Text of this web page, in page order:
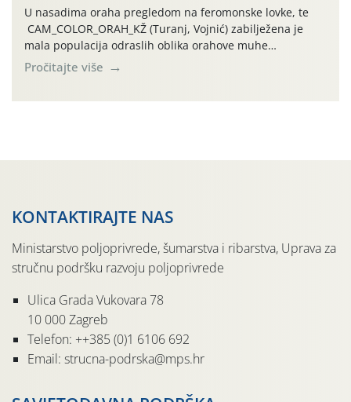
U nasadima oraha pregledom na feromonske lovke, te
CAM_COLOR_ORAH_KŽ (Turanj, Vojnić) zabilježena je
mala populacija odraslih oblika orahove muhe
(Rhagoletis completa). Niska brojnost može se objasniti
činjenicom da je riječ o mladim nasadima s vrlo malim
Pročitajte više
KONTAKTIRAJTE NAS
Ministarstvo poljoprivrede, šumarstva i ribarstva, Uprava za
stručnu podršku razvoju poljoprivrede
Ulica Grada Vukovara 78
10 000 Zagreb
Telefon: ++385 (0)1 6106 692
Email: strucna-podrska@mps.hr